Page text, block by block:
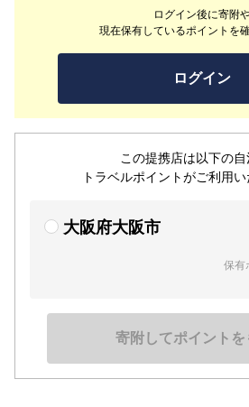
ログイン後に寄附
現在保有しているポイントを
ログイン
この提携店は以下の
トラベルポイントがご利用い
大阪府大阪市
保有
寄附してポイントを